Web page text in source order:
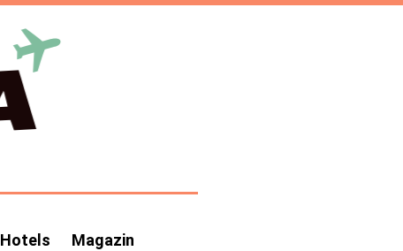
Hotels Magazin